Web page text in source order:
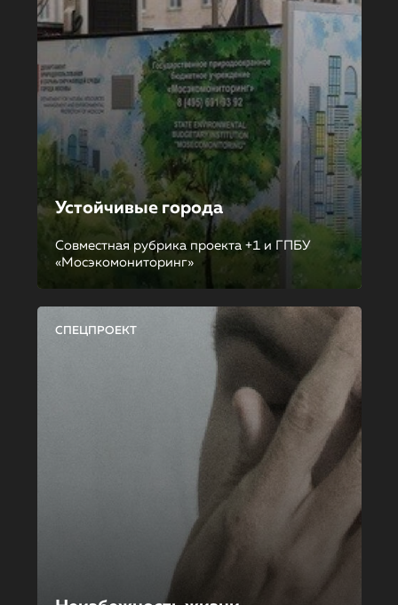
Устойчивые города
Совместная рубрика проекта +1 и ГПБУ
«Мосэкомониторинг»
СПЕЦПРОЕКТ